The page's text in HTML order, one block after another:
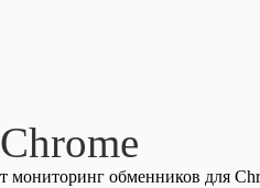
мониторинг обменников для